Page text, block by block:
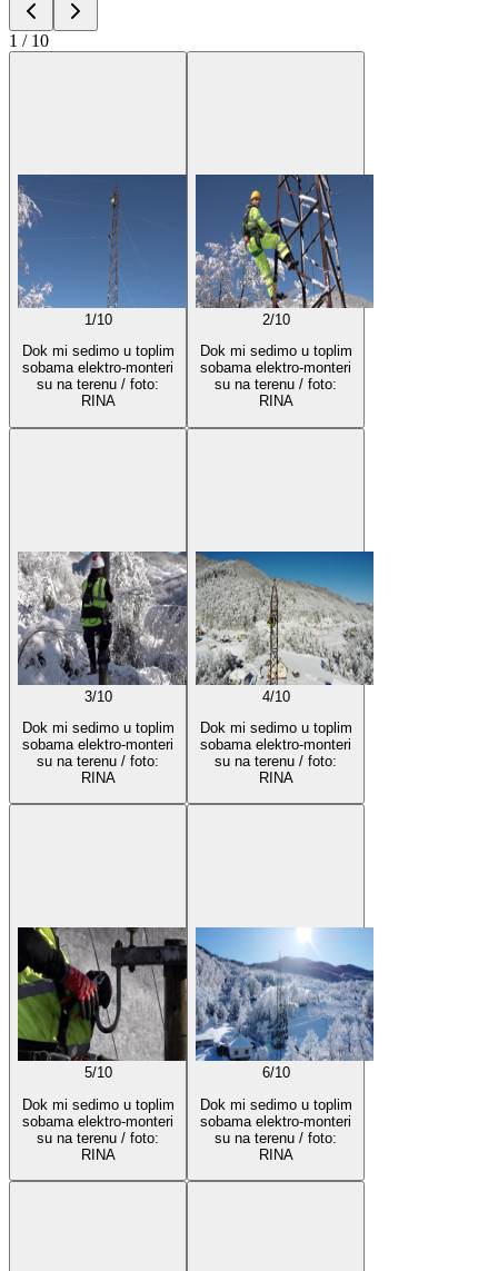
1 / 10
1 /10
Dok mi sedimo u toplim
sobama elektro-monteri
su na terenu / foto:
RINA
2/10
Dok mi sedimo u toplim
sobama elektro-monteri
su na terenu / foto:
RINA
3/10
Dok mi sedimo u toplim
sobama elektro-monteri
su na terenu / foto:
RINA
4/10
Dok mi sedimo u toplim
sobama elektro-monteri
su na terenu / foto:
RINA
5/10
Dok mi sedimo u toplim
sobama elektro-monteri
su na terenu / foto:
RINA
6/10
Dok mi sedimo u toplim
sobama elektro-monteri
su na terenu / foto:
RINA